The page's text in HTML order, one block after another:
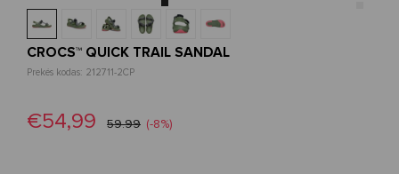
CROCS™ QUICK TRAIL SANDAL
Prekės kodas: 212711-2CP
€54,99 59.99 (-8%)